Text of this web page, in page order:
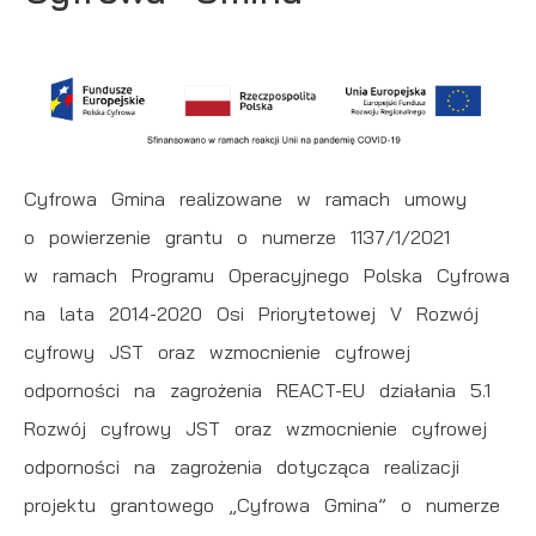
Cyfrowa Gmina realizowane w ramach umowy
o powierzenie grantu o numerze 1137/1/2021
w ramach Programu Operacyjnego Polska Cyfrowa
na lata 2014-2020 Osi Priorytetowej V Rozwój
cyfrowy JST oraz wzmocnienie cyfrowej
odporności na zagrożenia REACT-EU działania 5.1
Rozwój cyfrowy JST oraz wzmocnienie cyfrowej
odporności na zagrożenia dotycząca realizacji
projektu grantowego „Cyfrowa Gmina” o numerze
formularzy. Dzięki plikom cookies strona, z której
korzystasz, może działać bez zakłóceń.
Funkcjonalne i personalizacyjne
Tego typu pliki cookies umożliwiają stronie internetowej
oraz personalizację określonych funkcjonalności czy
strony poprzez dopasowanie jej do Twoich
indywidualnych preferencji. Wyrażenie zgody na
funkcjonalne i personalizacyjne pliki cookies gwarantuje
dostępność większej ilości funkcji na stronie.
Więcej
Analityczne
Analityczne pliki cookies pomagają nam rozwijać się i
dostosowywać do Twoich potrzeb.
Cookies analityczne pozwalają na uzyskanie informacji
w zakresie wykorzystywania witryny internetowej,